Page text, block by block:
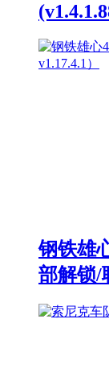
钢铁雄
部解锁/